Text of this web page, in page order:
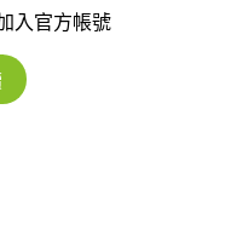
入官方帳號